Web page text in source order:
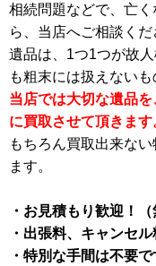
相続問題などで、亡
ら、当店へご相談くだ
遺品は、1つ1つが故
も粗末には扱えないも
当店では大切な遺品
に買取させて頂きます
もちろん買取出来な
ます。
・お見積もり歓迎！（
・出張料、キャンセ
・特別な手間は不要